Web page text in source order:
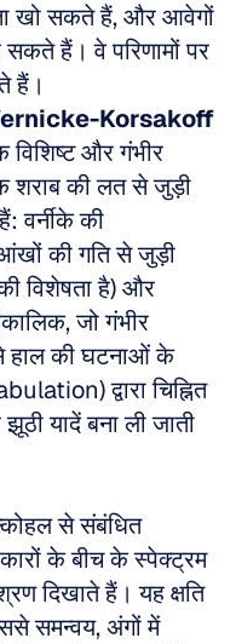
खो सकते हैं, और आवेगों
हैं। वे परिणामों पर
हैं।
Korsakoff
और गंभीर
शराब की लत से जुड़ी
वर्नीके की
की गति से जुड़ी
विशेषता है) और
जो गंभीर
हाल की घटनाओं के
द्वारा चिह्नित
यादें बना ली जाती
से संबंधित
के बीच के स्पेक्ट्रम
दिखाते हैं। यह क्षति
समन्वय, अंगों में